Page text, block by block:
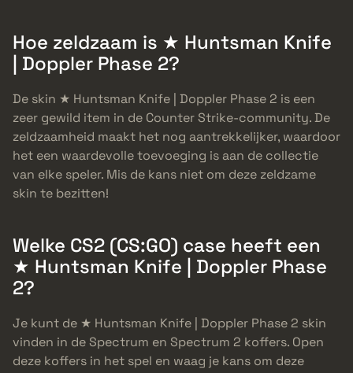
Hoe zeldzaam is ★ Huntsman Knife
| Doppler Phase 2?
De skin ★ Huntsman Knife | Doppler Phase 2 is een
zeer gewild item in de Counter Strike-community. De
zeldzaamheid maakt het nog aantrekkelijker, waardoor
het een waardevolle toevoeging is aan de collectie
van elke speler. Mis de kans niet om deze zeldzame
skin te bezitten!
Welke CS2 (CS:GO) case heeft een
★ Huntsman Knife | Doppler Phase
2?
Je kunt de ★ Huntsman Knife | Doppler Phase 2 skin
vinden in de Spectrum en Spectrum 2 koffers. Open
deze koffers in het spel en waag je kans om deze